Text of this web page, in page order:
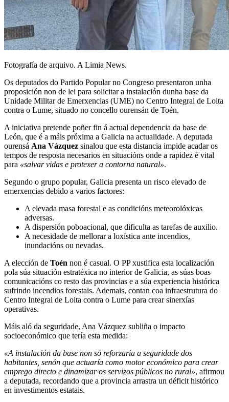
Fotografía de arquivo. A Limia News.
Os deputados do Partido Popular no Congreso presentaron unha
proposición non de lei para solicitar a instalación dunha base da
Unidade Militar de Emerxencias (UME) no Centro Integral de Loita
contra o Lume, situado no concello ourensán de Toén.
A iniciativa pretende poñer fin á actual dependencia da base de
León, que é a máis próxima a Galicia na actualidade. A deputada
ourensá Ana Vázquez sinalou que esta distancia impide acadar os
tempos de resposta necesarios en situacións onde a rapidez é vital
para «salvar vidas e protexer a contorna natural».
Segundo o grupo popular, Galicia presenta un risco elevado de
emerxencias debido a varios factores:
A elevada masa forestal e as condicións meteorolóxicas
adversas.
A dispersión poboacional, que dificulta as tarefas de auxilio.
A necesidade de mellorar a loxística ante incendios,
inundacións ou nevadas.
A elección de Toén non é casual. O PP xustifica esta localización
pola súa situación estratéxica no interior de Galicia, as súas boas
comunicacións co resto das provincias e a súa experiencia histórica
sufrindo incendios forestais. Ademais, contan coa infraestrutura do
Centro Integral de Loita contra o Lume para crear sinerxías
operativas.
Máis aló da seguridade, Ana Vázquez subliña o impacto
socioeconómico que tería esta medida:
«A instalación da base non só reforzaría a seguridade dos
habitantes, senón que actuaría como motor económico para crear
emprego directo e dinamizar os servizos públicos no rural», afirmou
a deputada, recordando que a provincia arrastra un déficit histórico
en investimentos estatais.